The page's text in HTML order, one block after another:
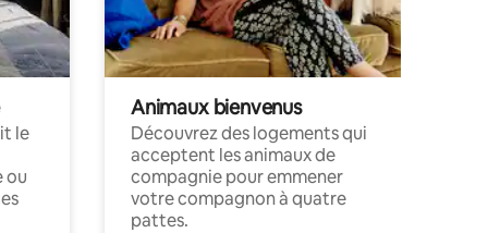
le
ou
Animaux bienvenus
Découvrez des logements qui
acceptent les animaux de
compagnie pour emmener
votre compagnon à quatre
pattes.